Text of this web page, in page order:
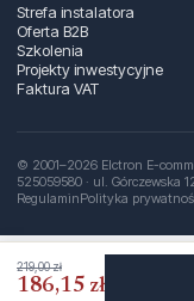
219,00 zł
186,15 zł
Strefa instalatora
Oferta B2B
Szkolenia
Projekty inwestycyjne
Faktura VAT
© 2001–2026 Elctron E-
525059580 · ul. Górczewska
RegulaminPolityka